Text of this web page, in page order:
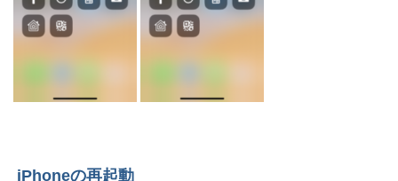
iPhoneの再起動